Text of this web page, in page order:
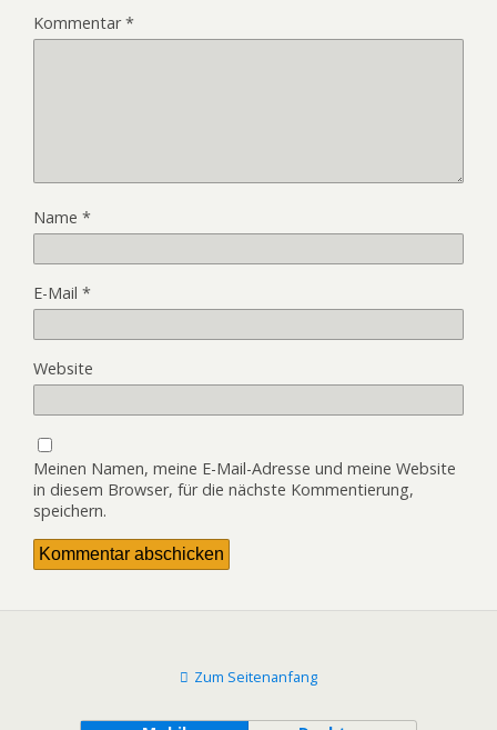
Kommentar*
Name *
E-Mail *
Website
Meinen Namen, meine E-Mail-Adresse und meine Website
in diesem Browser, für die nächste Kommentierung,
speichern.
Zum Seitenanfang